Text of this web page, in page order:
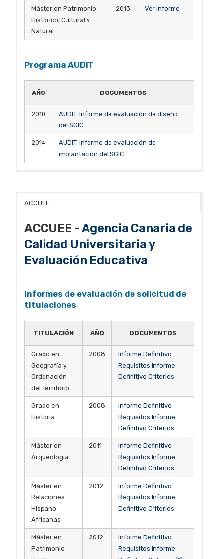
Máster en Patrimonio
Histórico, Cultural y
Natural
2013 Ver informe
Programa AUDIT
AÑO DOCUMENTOS
2010
AUDIT. Informe de evaluación de diseño
del SGIC
2014
AUDIT. Informe de evaluación de
implantación del SGIC
ACCUEE
ACCUEE -Agencia Canaria de
Calidad Universitaria y
Evaluación Educativa
Informes de evaluación de solicitud de
titulaciones
TITULACIÓN AÑO DOCUMENTOS
Grado en
Geografía y
Ordenación
del Territorio
2008
Informe Definitivo
Requisitos Informe
Definitivo Criterios
Grado en
Historia
2008
Informe Definitivo
Requisitos Informe
Definitivo Criterios
Máster en
Arqueología
2011
Informe Definitivo
Requisitos Informe
Definitivo Criterios
Máster en
Relaciones
Hispano
Africanas
2012
Informe Definitivo
Requisitos Informe
Definitivo Criterios
Máster en
Patrimonio
2012
Informe Definitivo
Requisitos Informe